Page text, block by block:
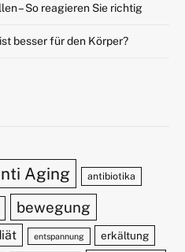
– So reagieren Sie richtig
besser für den Körper?
Aging antibiotika
bewegung
entspannung erkältung